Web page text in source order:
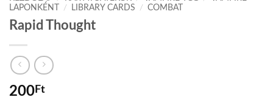
LAPONKÉNT
/ LIBRARY CARDS / COMBAT
Rapid Thought
200Ft